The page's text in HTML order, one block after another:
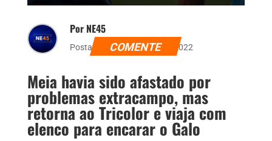
Por NE45
Postado dia 24 de junho de 2022
COMENTE
Meia havia sido afastado por
problemas extracampo, mas
retorna ao Tricolor e viaja com
elenco para encarar o Galo